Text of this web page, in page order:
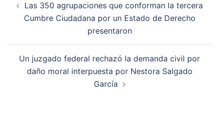
de
entradas
Las 350 agrupaciones que conforman la tercera
Cumbre Ciudadana por un Estado de Derecho
presentaron
Un juzgado federal rechazó la demanda civil por
daño moral interpuesta por Nestora Salgado
García